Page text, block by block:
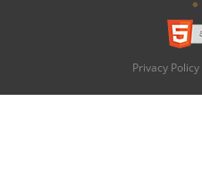
Privacy Policy